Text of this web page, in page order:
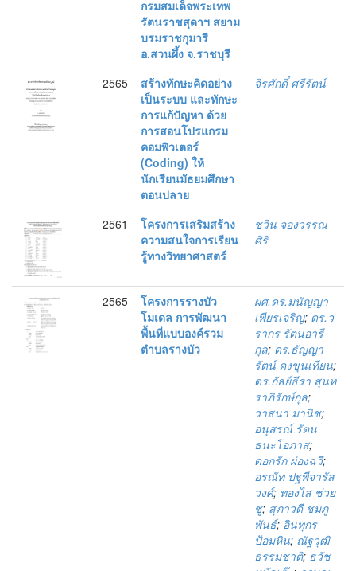
กรมสมเด็จพระเทพ
รัตนราชสุดาฯ สยาม
บรมราชกุมารี
อ.สวนผึ้ง จ.ราชบุรี
2565
สร้างทักษะคิดอย่าง
เป็นระบบ และทักษะ
การแก้ปัญหา ด้วย
การสอนโปรแกรม
คอมพิวเตอร์
(Coding) ให้
นักเรียนมัธยมศึกษา
ตอนปลาย
จิรศักดิ์ ศรีรัตน์
2561
โครงการเสริมสร้าง
ความสนใจการเรียน
รู้ทางวิทยาศาสตร์
ชวิน จองวรรณ
ศิริ
2565
โครงการรางบัว
โมเดล การพัฒนา
พื้นที่แบบองค์รวม
ตำบลรางบัว
ผศ.ดร.มนัญญา
เพียรเจริญ; ดร.ว
รากร รัตนอารี
กุล; ดร.ธัญญา
รัตน์ คงขุนเทียน;
ดร.กัลย์ธีรา สุนท
ราภิรักษ์กุล;
วาสนา มานิช;
อนุสรณ์ รัตน
ธนะโอภาส;
ดอกรัก ผ่องฉวี;
อรณัท ปฐพีจารัส
วงศ์; ทองไส ช่วย
ชู; สุภาวดี ชมภู
พันธ์; อินทุกร
ป้อมหิน; ณัฐวุฒิ
ธรรมชาติ; ธวัช